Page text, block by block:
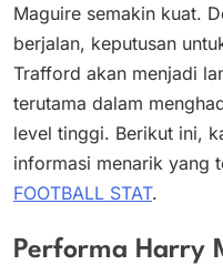
Maguire semakin kuat.
berjalan, keputusan
Trafford akan menjadi
terutama dalam
level tinggi. Berikut ini,
informasi menarik yang
FOOTBALL STAT.
Performa Harry